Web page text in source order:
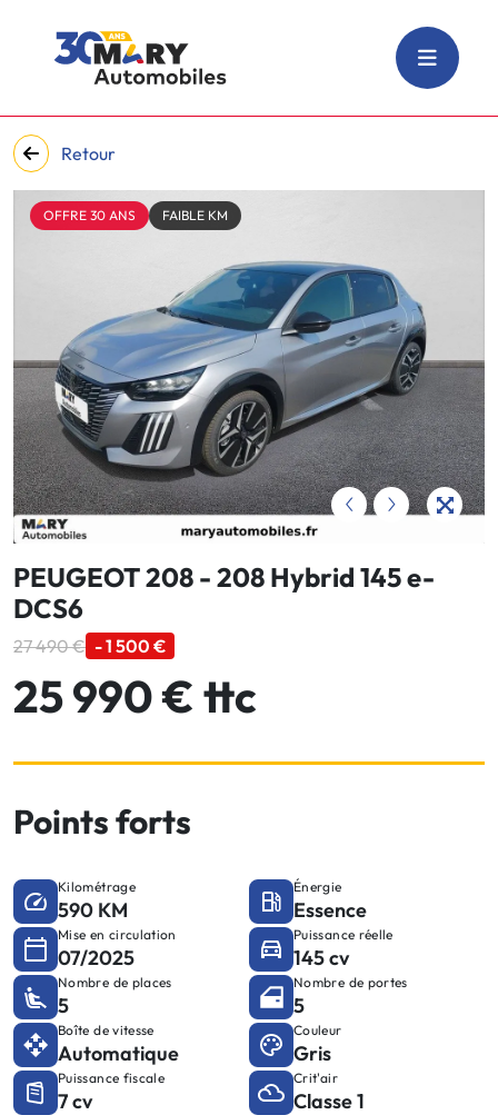
Retour
‹ ›
OFFRE 30 ANS FAIBLE KM
PEUGEOT 208 - 208 Hybrid 145 e-
DCS6
27 490 € - 1 500 €
25 990 € ttc
Points forts
Kilométrage
590 KM
Énergie
Essence
Mise en circulation
07/2025
Puissance réelle
145 cv
Nombre de places
5
Nombre de portes
5
Boîte de vitesse
Automatique
Couleur
Gris
Puissance fiscale
7 cv
Crit'air
Classe 1